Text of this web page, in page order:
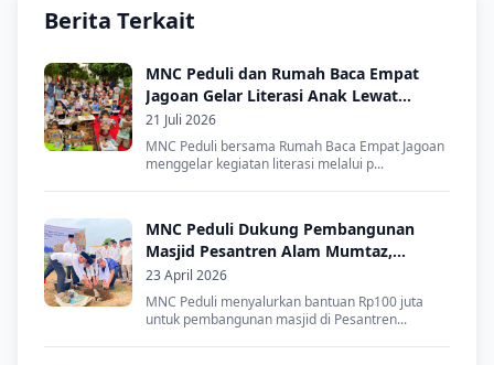
Berita Terkait
MNC Peduli dan Rumah Baca Empat
Jagoan Gelar Literasi Anak Lewat
Dongeng dan Lomba Mewarnai
21 Juli 2026
MNC Peduli bersama Rumah Baca Empat Jagoan
menggelar kegiatan literasi melalui p...
MNC Peduli Dukung Pembangunan
Masjid Pesantren Alam Mumtaz,
Dorong Lahirnya Santri Mandiri
23 April 2026
MNC Peduli menyalurkan bantuan Rp100 juta
untuk pembangunan masjid di Pesantren...